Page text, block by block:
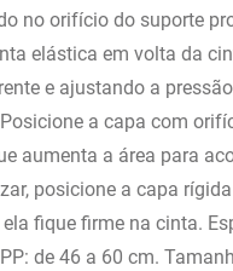
no orifício do suporte
elástica em volta da
e ajustando a
a capa com
aumenta a área para
posicione a capa
fique firme na cinta.
de 46 a 60 cm.